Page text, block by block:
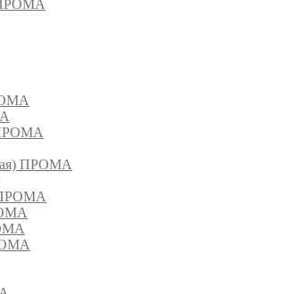
ПРОМА
ПРОМА
ПРОМА
ПРОМА